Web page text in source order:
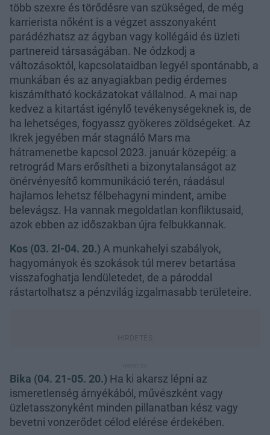
több szexre és törődésre van szükséged, de még
karrierista nőként is a végzet asszonyaként
parádézhatsz az ágyban vagy kollégáid és üzleti
partnereid társaságában. Ne ódzkodj a
változásoktól, kapcsolataidban legyél spontánabb, a
munkában és az anyagiakban pedig érdemes
kiszámítható kockázatokat vállalnod. A mai nap
kedvez a kitartást igénylő tevékenységeknek is, de
ha lehetséges, fogyassz gyökeres zöldségeket. Az
Ikrek jegyében már stagnáló Mars ma
hátramenetbe kapcsol 2023. január közepéig: a
retrográd Mars erősítheti a bizonytalanságot az
önérvényesítő kommunikáció terén, ráadásul
hajlamos lehetsz félbehagyni mindent, amibe
belevágsz. Ha vannak megoldatlan konfliktusaid,
azok ebben az időszakban újra felbukkannak.
Kos (03. 2l-04. 20.) A munkahelyi szabályok,
hagyományok és szokások túl merev betartása
visszafoghatja lendületedet, de a pároddal
rástartolhatsz a pénzvilág izgalmasabb területeire.
Bika (04. 21-05. 20.) Ha ki akarsz lépni az
ismeretlenség árnyékából, művészként vagy
üzletasszonyként minden pillanatban kész vagy
bevetni vonzerődet célod elérése érdekében.